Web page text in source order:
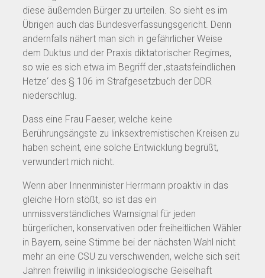
diese äußernden Bürger zu urteilen. So sieht es im
Übrigen auch das Bundesverfassungsgericht. Denn
andernfalls nähert man sich in gefährlicher Weise
dem Duktus und der Praxis diktatorischer Regimes,
so wie es sich etwa im Begriff der ‚staatsfeindlichen
Hetze‘ des § 106 im Strafgesetzbuch der DDR
niederschlug.
Dass eine Frau Faeser, welche keine
Berührungsängste zu linksextremistischen Kreisen zu
haben scheint, eine solche Entwicklung begrüßt,
verwundert mich nicht.
Wenn aber Innenminister Herrmann proaktiv in das
gleiche Horn stößt, so ist das ein
unmissverständliches Warnsignal für jeden
bürgerlichen, konservativen oder freiheitlichen Wähler
in Bayern, seine Stimme bei der nächsten Wahl nicht
mehr an eine CSU zu verschwenden, welche sich seit
Jahren freiwillig in linksideologische Geiselhaft